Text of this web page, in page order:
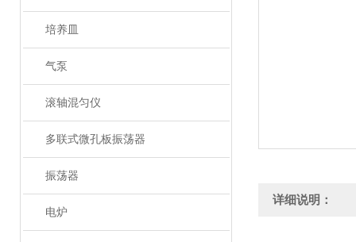
培养皿
气泵
滚轴混匀仪
多联式微孔板振荡器
振荡器
电炉
详细说明：